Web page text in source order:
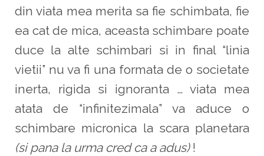
din viata mea merita sa fie schimbata, fie
ea cat de mica, aceasta schimbare poate
duce la alte schimbari si in final “linia
vietii” nu va fi una formata de o societate
inerta, rigida si ignoranta … viata mea
atata de “infinitezimala” va aduce o
schimbare micronica la scara planetara
(si pana la urma cred ca a adus)!